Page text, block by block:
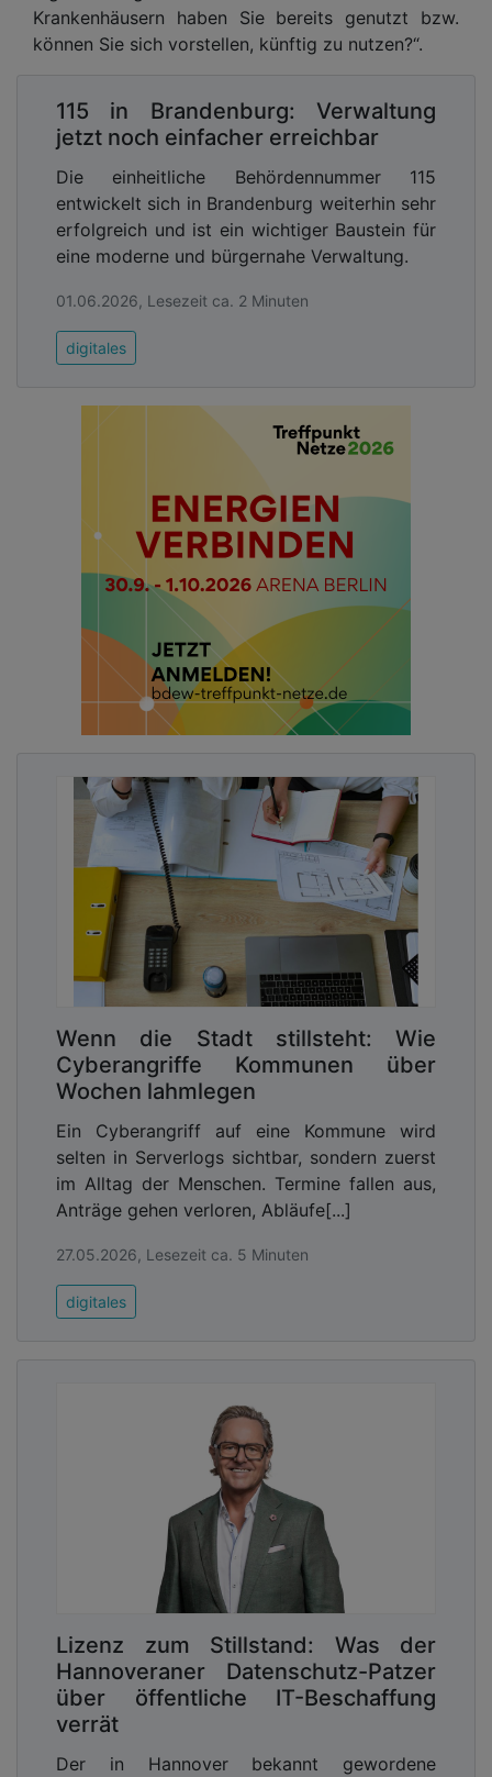
Krankenhäusern haben Sie bereits genutzt bzw.
können Sie sich vorstellen, künftig zu nutzen?“.
115 in Brandenburg: Verwaltung
jetzt noch einfacher erreichbar
Die einheitliche Behördennummer 115
entwickelt sich in Brandenburg weiterhin sehr
erfolgreich und ist ein wichtiger Baustein für
eine moderne und bürgernahe Verwaltung.
01.06.2026, Lesezeit ca. 2 Minuten
digitales
Wenn die Stadt stillsteht: Wie
Cyberangriffe Kommunen über
Wochen lahmlegen
Ein Cyberangriff auf eine Kommune wird
selten in Serverlogs sichtbar, sondern zuerst
im Alltag der Menschen. Termine fallen aus,
Anträge gehen verloren, Abläufe[...]
27.05.2026, Lesezeit ca. 5 Minuten
digitales
Lizenz zum Stillstand: Was der
Hannoveraner Datenschutz-Patzer
über öffentliche IT-Beschaffung
verrät
Der in Hannover bekannt gewordene